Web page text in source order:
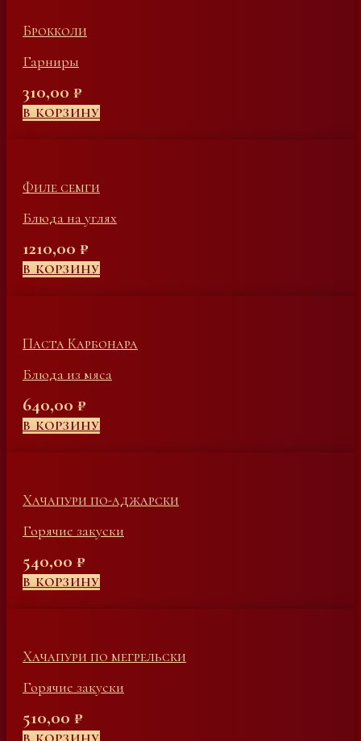
Брокколи
Гарниры
310,00 ₽
В КОРЗИНУ
Филе семги
Блюда на углях
1210,00 ₽
В КОРЗИНУ
Паста Карбонара
Блюда из мяса
640,00 ₽
В КОРЗИНУ
Хачапури по-аджарски
Горячие закуски
540,00 ₽
В КОРЗИНУ
Хачапури по мегрельски
Горячие закуски
510,00 ₽